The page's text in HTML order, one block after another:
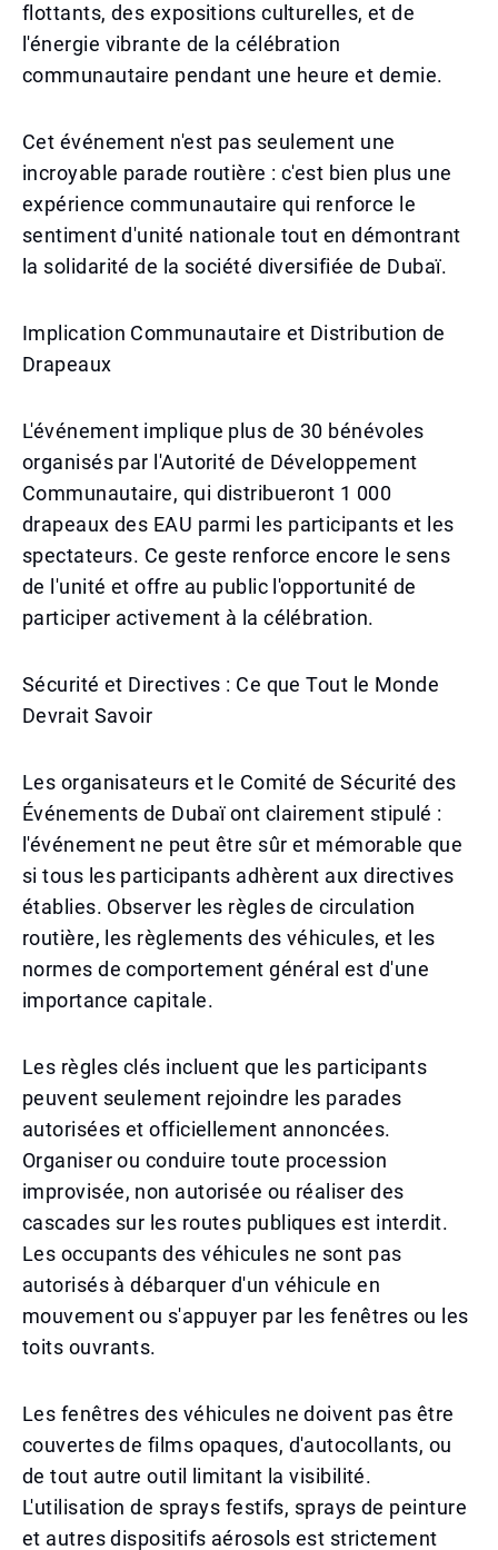
flottants, des expositions culturelles, et de
l'énergie vibrante de la célébration
communautaire pendant une heure et demie.
Cet événement n'est pas seulement une
incroyable parade routière : c'est bien plus une
expérience communautaire qui renforce le
sentiment d'unité nationale tout en démontrant
la solidarité de la société diversifiée de Dubaï.
Implication Communautaire et Distribution de
Drapeaux
L'événement implique plus de 30 bénévoles
organisés par l'Autorité de Développement
Communautaire, qui distribueront 1 000
drapeaux des EAU parmi les participants et les
spectateurs. Ce geste renforce encore le sens
de l'unité et offre au public l'opportunité de
participer activement à la célébration.
Sécurité et Directives : Ce que Tout le Monde
Devrait Savoir
Les organisateurs et le Comité de Sécurité des
Événements de Dubaï ont clairement stipulé :
l'événement ne peut être sûr et mémorable que
si tous les participants adhèrent aux directives
établies. Observer les règles de circulation
routière, les règlements des véhicules, et les
normes de comportement général est d'une
importance capitale.
Les règles clés incluent que les participants
peuvent seulement rejoindre les parades
autorisées et officiellement annoncées.
Organiser ou conduire toute procession
improvisée, non autorisée ou réaliser des
cascades sur les routes publiques est interdit.
Les occupants des véhicules ne sont pas
autorisés à débarquer d'un véhicule en
mouvement ou s'appuyer par les fenêtres ou les
toits ouvrants.
Les fenêtres des véhicules ne doivent pas être
couvertes de films opaques, d'autocollants, ou
de tout autre outil limitant la visibilité.
L'utilisation de sprays festifs, sprays de peinture
et autres dispositifs aérosols est strictement